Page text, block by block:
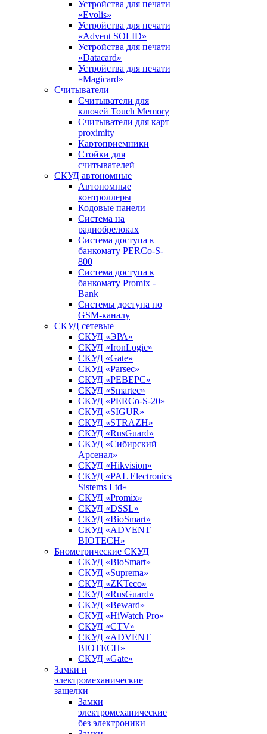
Устройства для печати
«Evolis»
Устройства для печати
«Advent SOLID»
Устройства для печати
«Datacard»
Устройства для печати
«Magicard»
Считыватели
Считыватели для
ключей Touch Memory
Считыватели для карт
proximity
Картоприемники
Стойки для
считывателей
СКУД автономные
Автономные
контроллеры
Кодовые панели
Система на
радиобрелоках
Система доступа к
банкомату PERCo-S-
800
Система доступа к
банкомату Promix -
Bank
Системы доступа по
GSM-каналу
СКУД сетевые
СКУД «ЭРА»
СКУД «IronLogic»
СКУД «Gate»
СКУД «Parsec»
СКУД «РЕВЕРС»
СКУД «Smartec»
СКУД «PERCo-S-20»
СКУД «SIGUR»
СКУД «STRAZH»
СКУД «RusGuard»
СКУД «Сибирский
Арсенал»
СКУД «Hikvision»
СКУД «PAL Electronics
Sistems Ltd»
СКУД «Promix»
СКУД «DSSL»
СКУД «BioSmart»
СКУД «ADVENT
BIOTECH»
Биометрические СКУД
СКУД «BioSmart»
СКУД «Suprema»
СКУД «ZKTeco»
СКУД «RusGuard»
СКУД «Beward»
СКУД «HiWatch Pro»
СКУД «CTV»
СКУД «ADVENT
BIOTECH»
СКУД «Gate»
Замки и
электромеханические
защелки
Замки
электромеханические
без электроники